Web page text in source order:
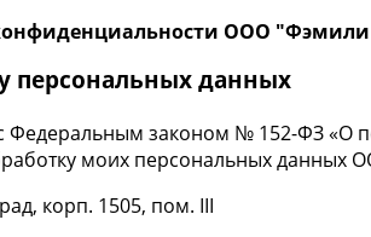
ООО
персональных данных
Федеральным законом № 152-ФЗ «О
моих персональных данных
корп. 1505, пом. III